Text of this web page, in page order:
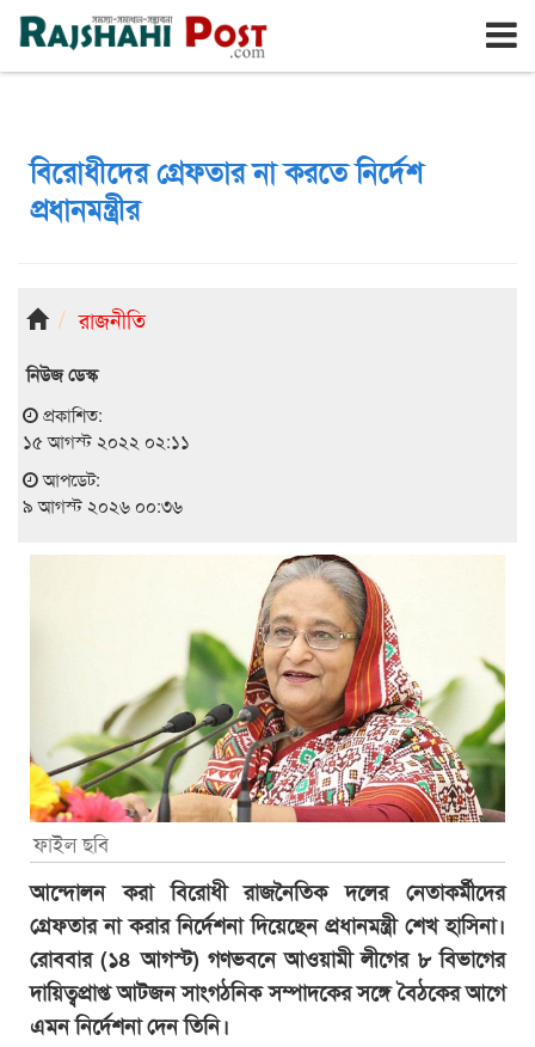
রাজশাহী রবিবার, ৯ই আগস্ট ২০২৬, ২৫শে শ্রাবণ ১৪৩৩
বিরোধীদের গ্রেফতার না করতে নির্দেশ
প্রধানমন্ত্রীর
রাজনীতি
নিউজ ডেস্ক
প্রকাশিত:
১৫ আগস্ট ২০২২ ০২:১১
আপডেট:
৯ আগস্ট ২০২৬ ০০:৩৬
ফাইল ছবি
আন্দোলন করা বিরোধী রাজনৈতিক দলের নেতাকর্মীদের
গ্রেফতার না করার নির্দেশনা দিয়েছেন প্রধানমন্ত্রী শেখ হাসিনা।
রোববার (১৪ আগস্ট) গণভবনে আওয়ামী লীগের ৮ বিভাগের
দায়িত্বপ্রাপ্ত আটজন সাংগঠনিক সম্পাদকের সঙ্গে বৈঠকের আগে
এমন নির্দেশনা দেন তিনি।